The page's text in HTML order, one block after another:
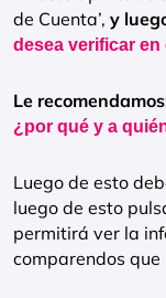
de Cuenta’, y
desea verificar en
Le
¿por qué y a
Luego de esto
luego de esto
permitirá ver la
comparendos que